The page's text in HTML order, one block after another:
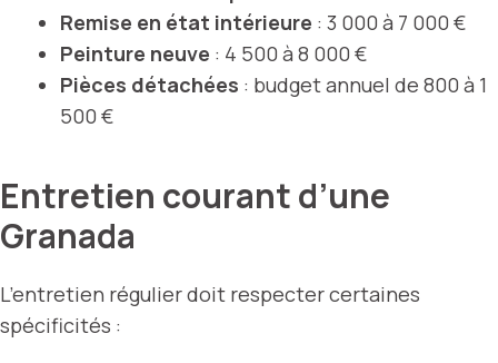
Remise en état intérieure : 3 000 à 7 000 €
Peinture neuve : 4 500 à 8 000 €
Pièces détachées : budget annuel de 800 à 1
500 €
Entretien courant d’une
Granada
L’entretien régulier doit respecter certaines
spécificités :